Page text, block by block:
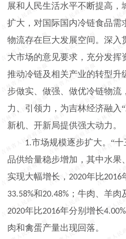
展和人民生活水平不断提高，
扩大，对国际国内冷链食品需
物流存在巨大发展空间。深入
大市场的意见要求，充分发挥
推动冷链及相关产业的转型升
步做实、做强、做优冷链物流
力、引领力，为吉林经济融入
新机、开新局提供强大动力。
1.市场规模逐步扩大。“
品供给量稳步增加，其中水果
实现大幅增长， 2020年比2016
33.58%和20.48% ；牛肉、羊肉
2020年比2016年分别增长4.00%
肉和禽蛋产量出现回落。